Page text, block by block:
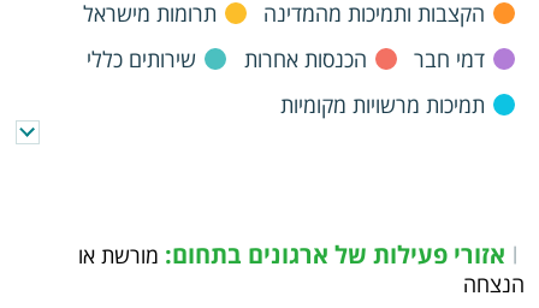
הקצבות ותמיכות מהמדינה
תרומות מישראל
דמי חבר
הכנסות אחרות
שירותים כללי
תמיכות מרשויות מקומיות
| אזורי פעילות של ארגונים בתחום: מורשת או
הנצחה